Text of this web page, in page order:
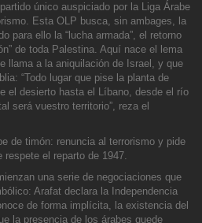
único auspiciado por la Liga Árabe
Esta OLP busca, sin ambages, la
para ello la “lucha armada”, el retorno
de toda Palestina. Aquí nace el lema
llama a la aniquilación de Israel, y que
“Todo lugar que pise la planta de
el desierto hasta el Líbano, desde el río
será vuestro territorio”, reza el
de timón: renuncia al terrorismo y pide
el reparto de 1947.
una serie de negociaciones que
Arafat declara la Independencia
de forma implícita, la existencia del
la presencia de los árabes quede